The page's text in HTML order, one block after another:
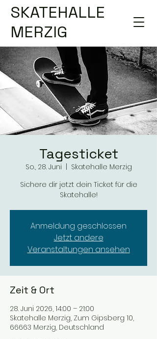
SKATEHALLE
MERZIG
Tagesticket
So., 28. Juni
Skatehalle Merzig
Sichere dir jetzt dein Ticket für die
Skatehalle!
Anmeldung geschlossen
Jetzt andere
Veranstaltungen ansehen
Zeit & Ort
28. Juni 2026, 14:00 – 21:00
Skatehalle Merzig, Zum Gipsberg 10,
66663 Merzig, Deutschland